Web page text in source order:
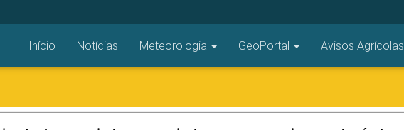
Início Notícias Meteorologia GeoPortal Avisos Agrícolas